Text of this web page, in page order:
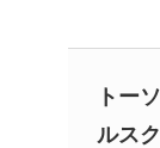
トー
ルス